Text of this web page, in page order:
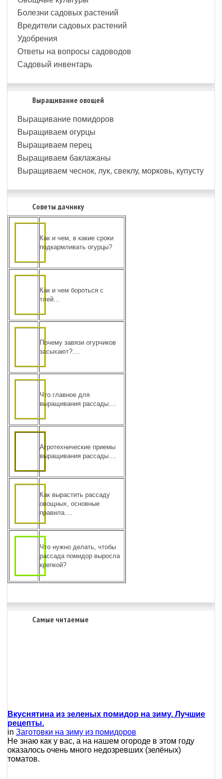
Болезни садовых растений
Вредители садовых растений
Удобрения
Ответы на вопросы садоводов
Садовый инвентарь
Выращивание овощей
Выращивание помидоров
Выращиваем огурцы
Выращиваем перец
Выращиваем баклажаны
Выращиваем чеснок, лук, свеклу, морковь, купусту
Советы дачнику
Как и чем, в какие сроки
подкармливать огурцы?
Как и чем бороться с
тлей...
Почему завязи огурчиков
засыхают?....
Что главное для
выращивания рассады....
Агротехнические приемы
выращивания рассады....
Как вырастить рассаду
овощных, основные
правила....
Что нужно делать, чтобы
рассада помидор выросла
крепкой?
Самые читаемые
Вкуснятина из зеленых помидор на зиму. Лучшие
рецепты.
in Заготовки на зиму из помидоров
Не знаю как у вас, а на нашем огороде в этом году
оказалось очень много недозревших (зелёных)
томатов.